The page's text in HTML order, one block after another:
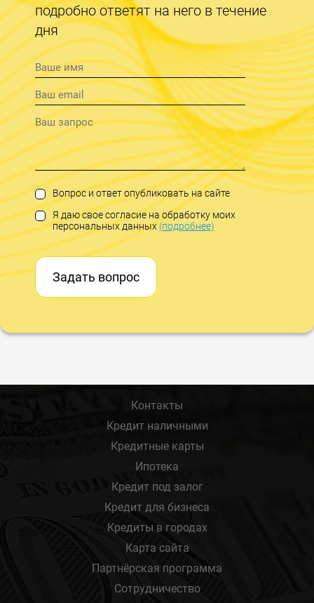
подробно ответят на него в течение
дня
Вопрос и ответ опубликовать на сайте
Я даю свое согласие на обработку моих
персональных данных(подробнее)
Задать вопрос
Контакты
Кредит наличными
Кредитные карты
Ипотека
Кредит под залог
Кредит для бизнеса
Кредиты в городах
Карта сайта
Партнёрская программа
Сотрудничество